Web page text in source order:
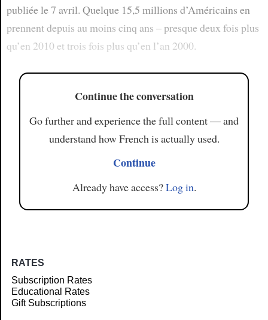
publiée le 7 avril. Quelque 15,5 millions d’Américains en
prennent depuis au moins cinq ans – presque deux fois plus
qu’en 2010 et trois fois plus qu’en l’an 2000.
Continue the conversation
Go further and experience the full content — and
understand how French is actually used.
Continue
Already have access?Log in.
RATES
Subscription Rates
Educational Rates
Gift Subscriptions